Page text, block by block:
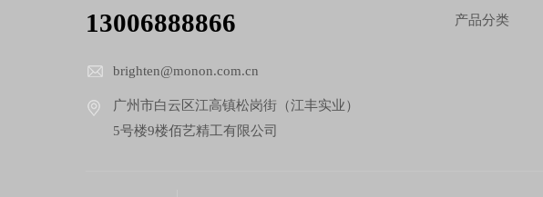
13006888866
brighten@monon.com.cn
广州市白云区江高镇松岗街（江丰实业）
5号楼9楼佰艺精工有限公司
产品分类